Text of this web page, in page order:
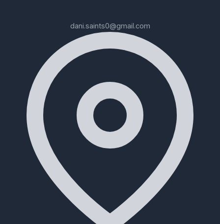
dani.saints0@gmail.com